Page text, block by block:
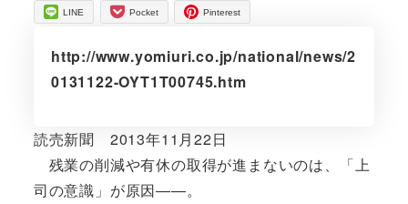
LINE Pocket Pinterest
http://www.yomiuri.co.jp/national/news/2
0131122-OYT1T00745.htm
読売新聞 2013年11月22日
残業の削減や有休の取得が進まないのは、「上
司の意識」が原因――。